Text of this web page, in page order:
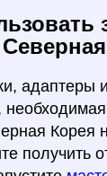
адаптеры
Корея
получить